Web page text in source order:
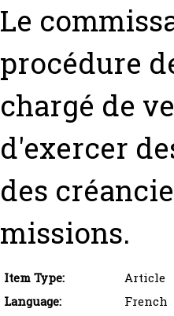
Le
procédure
chargé de
d'exercer
des
missions.
Item Type:
Article
Language:
French